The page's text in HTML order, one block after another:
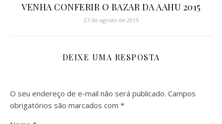
VENHA CONFERIR O BAZAR DA AAHU 2015
27 de agosto de 2015
DEIXE UMA RESPOSTA
O seu endereço de e-mail não será publicado. Campos
obrigatórios são marcados com *